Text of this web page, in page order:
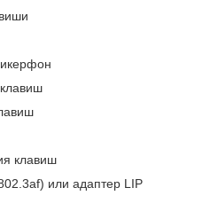
клавиш
или адаптер LIP